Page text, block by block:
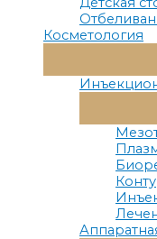
Косметология